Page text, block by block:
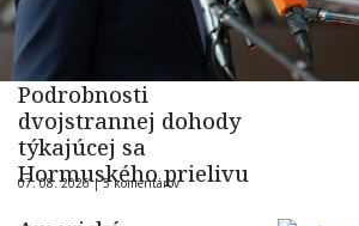
Podrobnosti
dvojstrannej dohody
týkajúcej sa
Hormuského prielivu
07. 08. 2026 |5 komentárov